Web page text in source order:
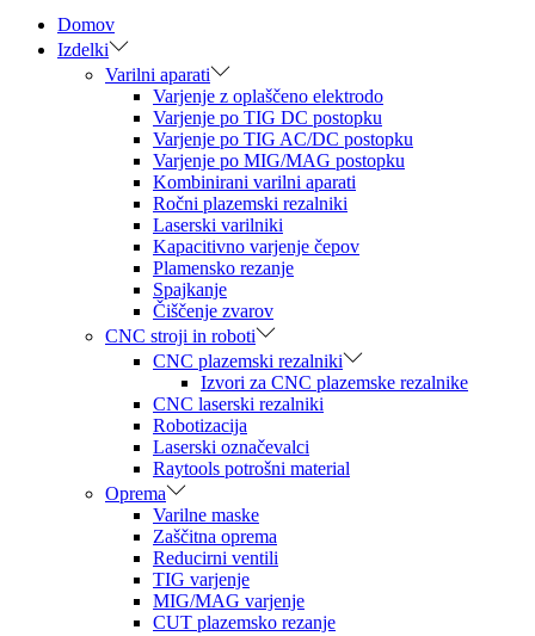
Domov
Izdelki
Varilni aparati
Varjenje z oplaščeno elektrodo
Varjenje po TIG DC postopku
Varjenje po TIG AC/DC postopku
Varjenje po MIG/MAG postopku
Kombinirani varilni aparati
Ročni plazemski rezalniki
Laserski varilniki
Kapacitivno varjenje čepov
Plamensko rezanje
Spajkanje
Čiščenje zvarov
CNC stroji in roboti
CNC plazemski rezalniki
Izvori za CNC plazemske rezalnike
CNC laserski rezalniki
Robotizacija
Laserski označevalci
Raytools potrošni material
Oprema
Varilne maske
Zaščitna oprema
Reducirni ventili
TIG varjenje
MIG/MAG varjenje
CUT plazemsko rezanje